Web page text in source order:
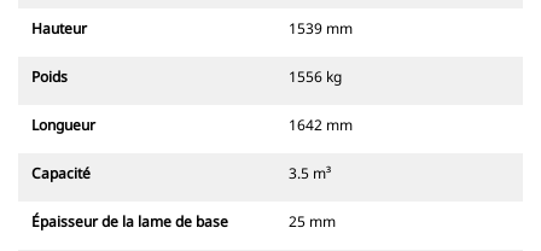
Hauteur 1539 mm
Poids 1556 kg
Longueur 1642 mm
Capacité 3.5 m³
Épaisseur de la lame de base 25 mm